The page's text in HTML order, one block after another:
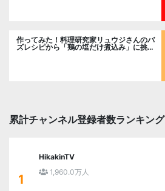
作ってみた！料理研究家リュウジさんのバ
ズレシピから「鶏の塩だけ煮込み」に挑
累計チャンネル登録者数ランキング
1
HikakinTV
1,960.0万人